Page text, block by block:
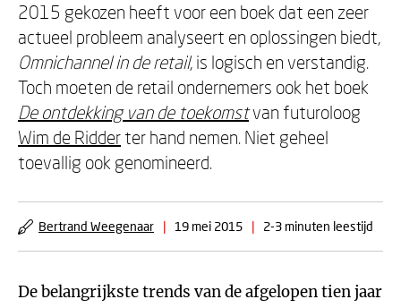
2015 gekozen heeft voor een boek dat een zeer
actueel probleem analyseert en oplossingen biedt,
Omnichannel in de retail, is logisch en verstandig.
Toch moeten de retail ondernemers ook het boek
De ontdekking van de toekomstvan futuroloog
Wim de Ridderter hand nemen. Niet geheel
toevallig ook genomineerd.
Bertrand Weegenaar | 19 mei 2015 | 2-3 minuten leestijd
De belangrijkste trends van de afgelopen tien jaar